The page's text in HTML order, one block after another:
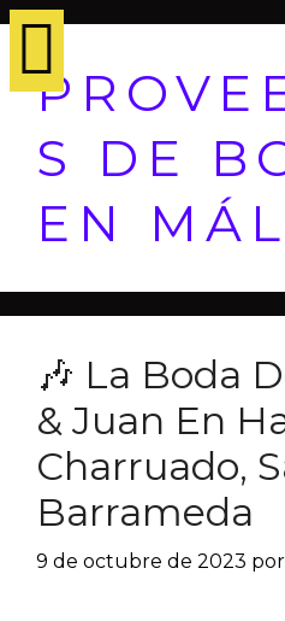
S DE
EN
🎶 La Boda
& Juan En
Charruado,
Barrameda
9 de octubre de 2023 por